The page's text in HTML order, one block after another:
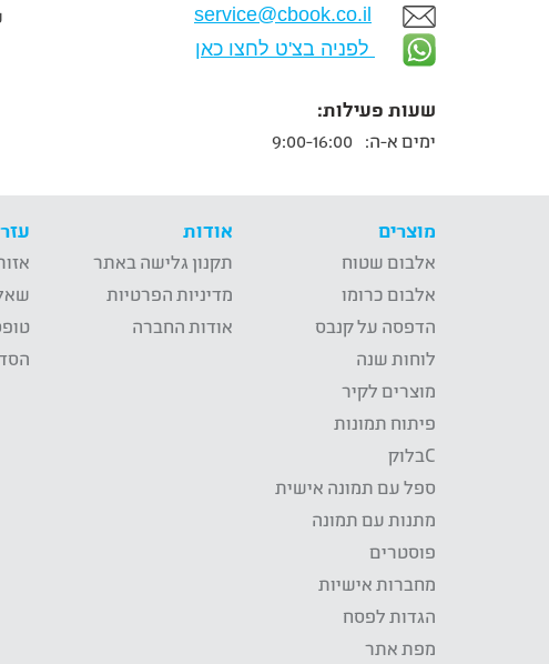
service@cbook.co.il
לפניה בצ'ט לחצו כאן
שעות פעילות:
ימים א-ה:
מוצרים
אלבום שטוח
אלבום כרומו
הדפסה על קנבס
לוחות שנה
מוצרים לקיר
פיתוח תמונות
Cבלוק
ספל עם תמונה אישית
מתנות עם תמונה
פוסטרים
מחברות אישיות
הגדות לפסח
מפת אתר
אודות
תקנון גלישה באתר
מדיניות הפרטיות
אודות החברה